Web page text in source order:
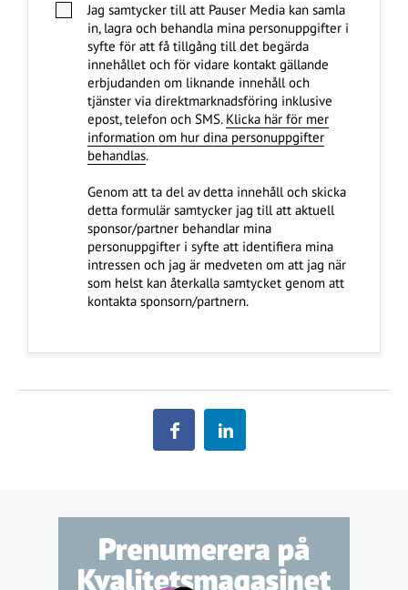
Jag samtycker till att Pauser Media kan samla
in, lagra och behandla mina personuppgifter i
syfte för att få tillgång till det begärda
innehållet och för vidare kontakt gällande
erbjudanden om liknande innehåll och
tjänster via direktmarknadsföring inklusive
epost, telefon och SMS. Klicka här för mer
information om hur dina personuppgifter
behandlas.
Genom att ta del av detta innehåll och skicka
detta formulär samtycker jag till att aktuell
sponsor/partner behandlar mina
personuppgifter i syfte att identifiera mina
intressen och jag är medveten om att jag när
som helst kan återkalla samtycket genom att
kontakta sponsorn/partnern.